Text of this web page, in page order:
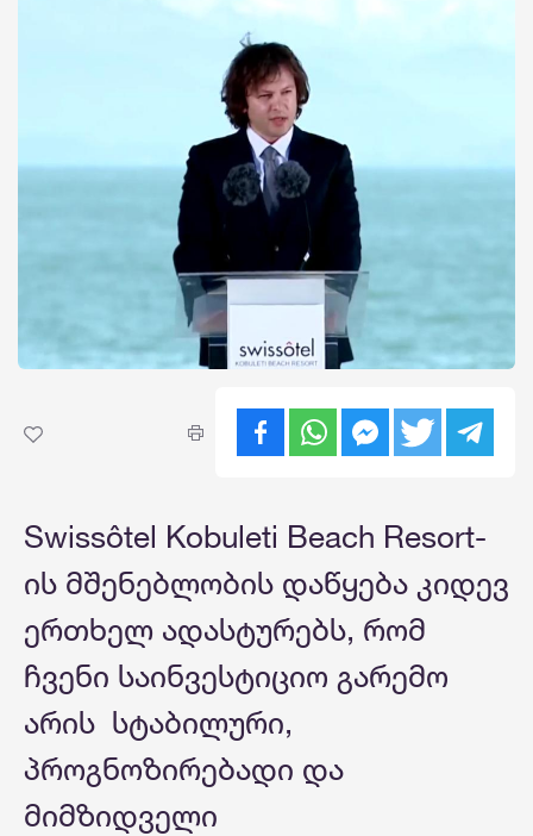
Swissôtel Kobuleti Beach Resort-
ის მშენებლობის დაწყება კიდევ
ერთხელ ადასტურებს, რომ
ჩვენი საინვესტიციო გარემო
არის სტაბილური,
პროგნოზირებადი და
მიმზიდველი